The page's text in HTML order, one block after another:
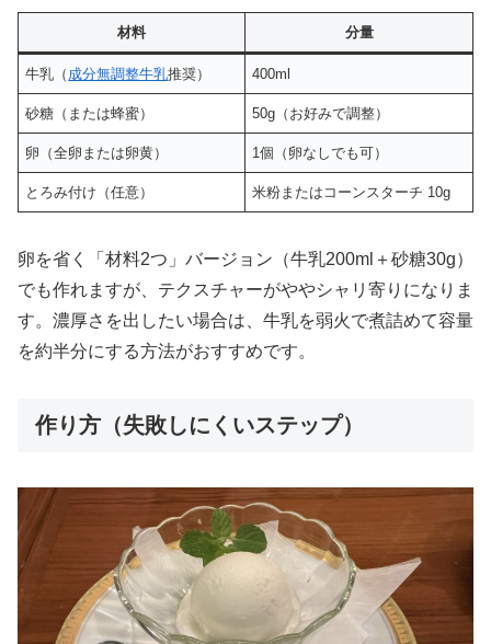
材料 分量
牛乳（ 成分無調整牛乳推奨） 400ml
砂糖（または蜂蜜） 50g（お好みで調整）
卵（全卵または卵黄） 1個（卵なしでも可）
とろみ付け（任意） 米粉またはコーンスターチ 10g
卵を省く「材料2つ」バージョン（牛乳200ml＋砂糖30g）
でも作れますが、テクスチャーがややシャリ寄りになりま
す。濃厚さを出したい場合は、牛乳を弱火で煮詰めて容量
を約半分にする方法がおすすめです。
作り方（失敗しにくいステップ）